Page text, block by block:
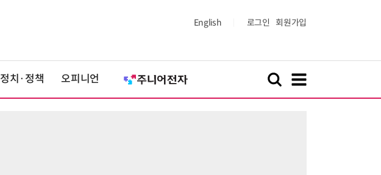
English 로그인 회원가입
정치·정책 오피니언